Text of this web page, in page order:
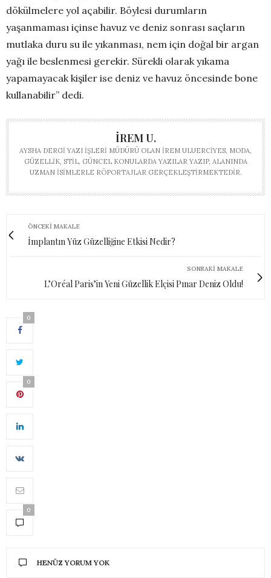
dökülmelere yol açabilir. Böylesi durumların
yaşanmaması içinse havuz ve deniz sonrası saçların
mutlaka duru su ile yıkanması, nem için doğal bir argan
yağı ile beslenmesi gerekir. Sürekli olarak yıkama
yapamayacak kişiler ise deniz ve havuz öncesinde bone
kullanabilir” dedi.
İREM U.
AYSHA DERGI YAZI İŞLERI MÜDÜRÜ OLAN İREM ULUERCIYES, MODA,
GÜZELLIK, STIL, GÜNCEL KONULARDA YAZILAR YAZIP, ALANINDA
UZMAN ISIMLERLE RÖPORTAJLAR GERÇEKLEŞTIRMEKTEDIR.
ÖNCEKI MAKALE
İmplantın Yüz Güzelliğine Etkisi Nedir?
SONRAKI MAKALE
L’Oréal Paris’in Yeni Güzellik Elçisi Pınar Deniz Oldu!
0
0
0
HENÜZ YORUM YOK